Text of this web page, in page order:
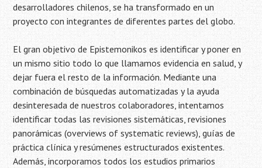
desarrolladores chilenos, se ha transformado en un
proyecto con integrantes de diferentes partes del globo.
El gran objetivo de Epistemonikos es identificar y poner en
un mismo sitio todo lo que llamamos evidencia en salud, y
dejar fuera el resto de la información. Mediante una
combinación de búsquedas automatizadas y la ayuda
desinteresada de nuestros colaboradores, intentamos
identificar todas las revisiones sistemáticas, revisiones
panorámicas (overviews of systematic reviews), guías de
práctica clínica y resúmenes estructurados existentes.
Además, incorporamos todos los estudios primarios